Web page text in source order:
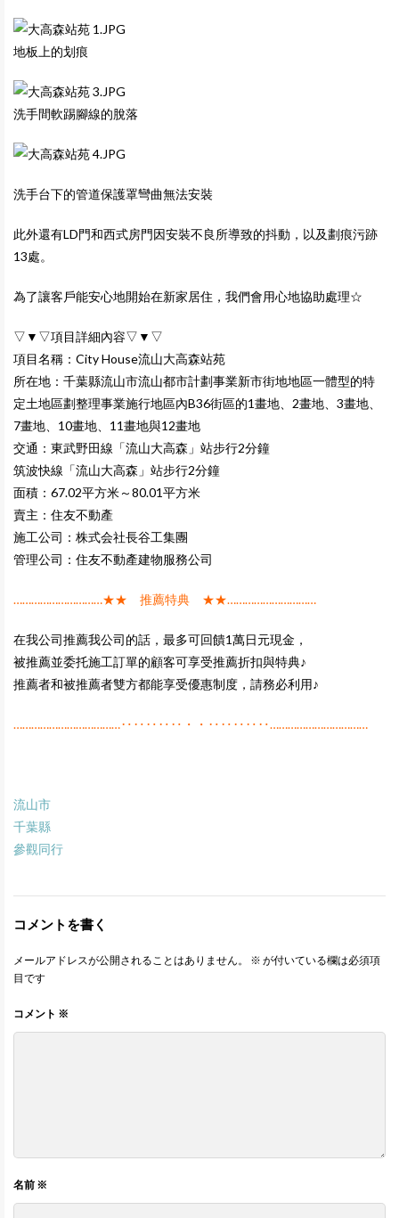
地板上的划痕
洗手間軟踢腳線的脫落
洗手台下的管道保護罩彎曲無法安裝
此外還有LD門和西式房門因安裝不良所導致的抖動，以及劃痕污跡
13處。
為了讓客戶能安心地開始在新家居住，我們會用心地協助處理☆
▽▼▽項目詳細內容▽▼▽
項目名稱：City House流山大高森站苑
所在地：千葉縣流山市流山都市計劃事業新市街地地區一體型的特
定土地區劃整理事業施行地區內B36街區的1畫地、2畫地、3畫地、
7畫地、10畫地、11畫地與12畫地
交通：東武野田線「流山大高森」站步行2分鐘
筑波快線「流山大高森」站步行2分鐘
面積：67.02平方米～80.01平方米
賣主：住友不動產
施工公司：株式会社長谷工集團
管理公司：住友不動產建物服務公司
…………………………★★ 推薦特典 ★★…………………………
在我公司推薦我公司的話，最多可回饋1萬日元現金，
被推薦並委托施工訂單的顧客可享受推薦折扣與特典♪
推薦者和被推薦者雙方都能享受優惠制度，請務必利用♪
………………………………‥‥‥‥‥・・‥‥‥‥‥……………………………
流山市
千葉縣
參觀同行
コメントを書く
メールアドレスが公開されることはありません。 ※ が付いている欄は必須項
目です
コメント ※
名前 ※